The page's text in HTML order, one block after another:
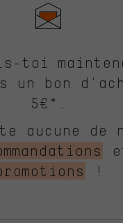
toi
un bon
5€*.
aucune de
!